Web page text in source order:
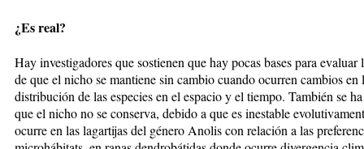
¿Es real?
Hay investigadores que sostienen que hay pocas bases para evaluar
de que el nicho se mantiene sin cambio cuando ocurren cambios en
distribución de las especies en el espacio y el tiempo. También se
que el nicho no se conserva, debido a que es inestable
ocurre en las lagartijas del género Anolis con relación a las